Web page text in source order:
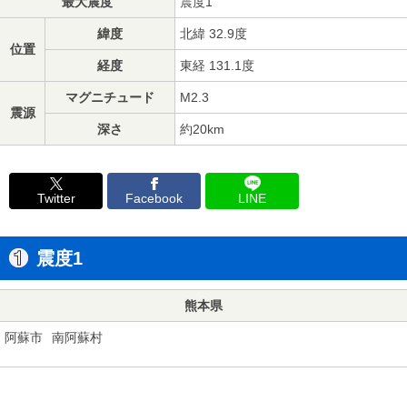
位置
緯度 北緯 32.9度
経度 東経 131.1度
震源
マグニチュード M2.3
深さ 約20km
Twitter Facebook LINE
震度1
熊本県
阿蘇市 南阿蘇村